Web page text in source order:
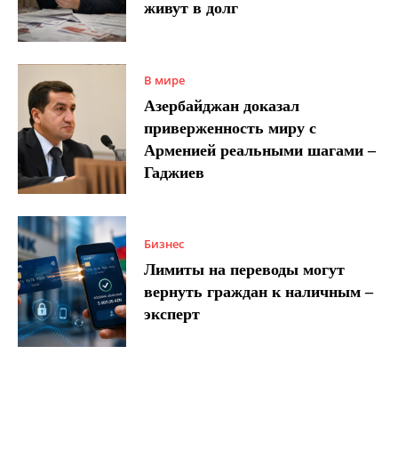
живут в долг
В мире
Азербайджан доказал
приверженность миру с
Арменией реальными шагами –
Гаджиев
Бизнес
Лимиты на переводы могут
вернуть граждан к наличным –
эксперт